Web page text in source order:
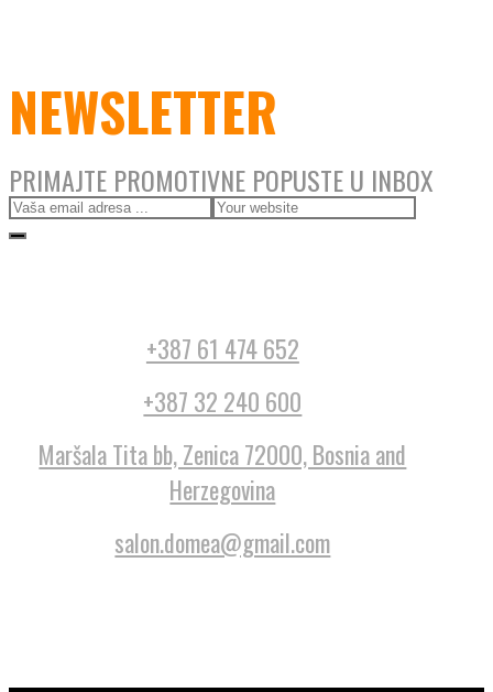
NEWSLETTER
PRIMAJTE PROMOTIVNE POPUSTE U INBOX
+387 61 474 652
+387 32 240 600
Maršala Tita bb, Zenica 72000, Bosnia and
Herzegovina
salon.domea@gmail.com